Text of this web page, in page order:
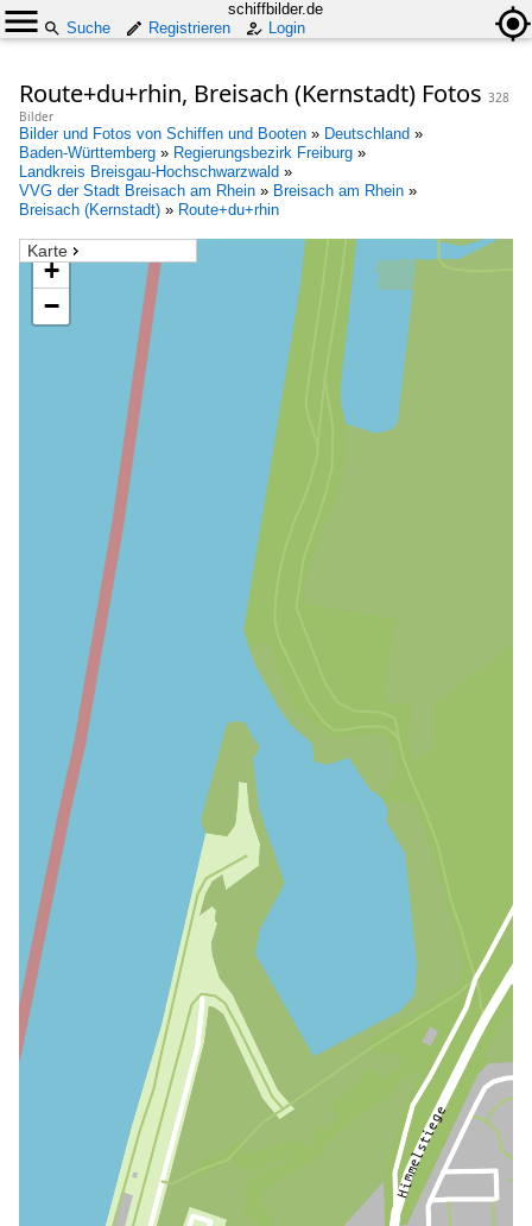
schiffbilder.de
Suche
Registrieren Login
Route+du+rhin, Breisach (Kernstadt) Fotos 328
Bilder
Bilder und Fotos von Schiffen und Booten » Deutschland »
Baden-Württemberg » Regierungsbezirk Freiburg »
Landkreis Breisgau-Hochschwarzwald »
VVG der Stadt Breisach am Rhein » Breisach am Rhein »
Breisach (Kernstadt) » Route+du+rhin
Karte
+
−